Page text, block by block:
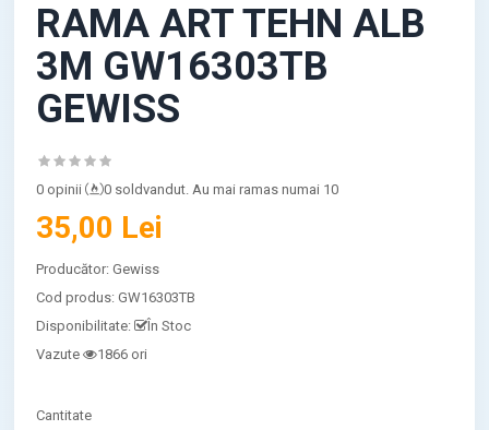
RAMA ART TEHN ALB
3M GW16303TB
GEWISS
0 opinii 0 soldvandut. Au mai ramas numai 10
35,00 Lei
Producător:Gewiss
Cod produs:GW16303TB
Disponibilitate:
În Stoc
Vazute
1866 ori
Cantitate